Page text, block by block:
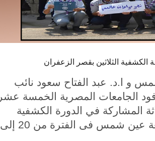
الثلاثين بقصر الزعفران
و ا.د. عبد الفتاح سعود نائب
الجامعات المصرية الخمسة عشر
المشاركة في الدورة الكشفية
القمية الثلاثين للجامعات المصرية المقامة بجامعة عين شمس فى الفترة من 20 إلى